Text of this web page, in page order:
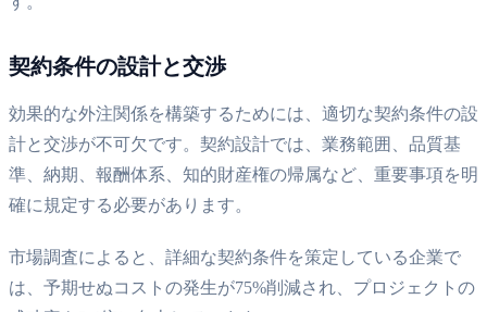
契約条件の設計と交渉
効果的な外注関係を構築するためには、適切な契約条件の設
計と交渉が不可欠です。契約設計では、業務範囲、品質基
準、納期、報酬体系、知的財産権の帰属など、重要事項を明
確に規定する必要があります。
市場調査によると、詳細な契約条件を策定している企業で
は、予期せぬコストの発生が75%削減され、プロジェクトの